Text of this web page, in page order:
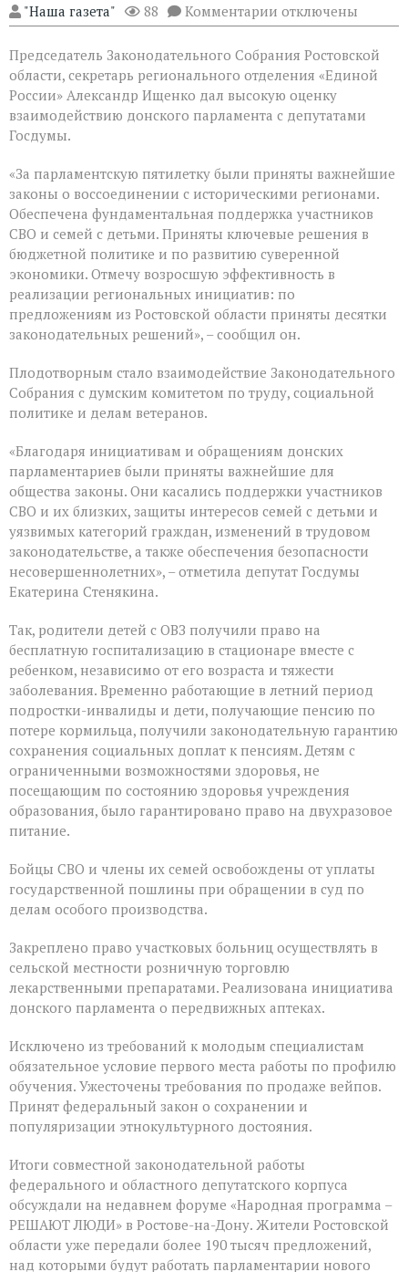
"Наша газета" 88 Комментарии к
записи
Государственной
Думе
состоялось
заключительное
сессии,
ставшее
последним
для
VIII
созыва
отключены
Председатель Законодательного Собрания Ростовской
области, секретарь регионального отделения «Единой
России» Александр Ищенко дал высокую оценку
взаимодействию донского парламента с депутатами
Госдумы.
«За парламентскую пятилетку были приняты важнейшие
законы о воссоединении с историческими регионами.
Обеспечена фундаментальная поддержка участников
СВО и семей с детьми. Приняты ключевые решения в
бюджетной политике и по развитию суверенной
экономики. Отмечу возросшую эффективность в
реализации региональных инициатив: по
предложениям из Ростовской области приняты десятки
законодательных решений», – сообщил он.
Плодотворным стало взаимодействие Законодательного
Собрания с думским комитетом по труду, социальной
политике и делам ветеранов.
«Благодаря инициативам и обращениям донских
парламентариев были приняты важнейшие для
общества законы. Они касались поддержки участников
СВО и их близких, защиты интересов семей с детьми и
уязвимых категорий граждан, изменений в трудовом
законодательстве, а также обеспечения безопасности
несовершеннолетних», – отметила депутат Госдумы
Екатерина Стенякина.
Так, родители детей с ОВЗ получили право на
бесплатную госпитализацию в стационаре вместе с
ребенком, независимо от его возраста и тяжести
заболевания. Временно работающие в летний период
подростки-инвалиды и дети, получающие пенсию по
потере кормильца, получили законодательную гарантию
сохранения социальных доплат к пенсиям. Детям с
ограниченными возможностями здоровья, не
посещающим по состоянию здоровья учреждения
образования, было гарантировано право на двухразовое
питание.
Бойцы СВО и члены их семей освобождены от уплаты
государственной пошлины при обращении в суд по
делам особого производства.
Закреплено право участковых больниц осуществлять в
сельской местности розничную торговлю
лекарственными препаратами. Реализована инициатива
донского парламента о передвижных аптеках.
Исключено из требований к молодым специалистам
обязательное условие первого места работы по профилю
обучения. Ужесточены требования по продаже вейпов.
Принят федеральный закон о сохранении и
популяризации этнокультурного достояния.
Итоги совместной законодательной работы
федерального и областного депутатского корпуса
обсуждали на недавнем форуме «Народная программа –
РЕШАЮТ ЛЮДИ» в Ростове-на-Дону. Жители Ростовской
области уже передали более 190 тысяч предложений,
над которыми будут работать парламентарии нового